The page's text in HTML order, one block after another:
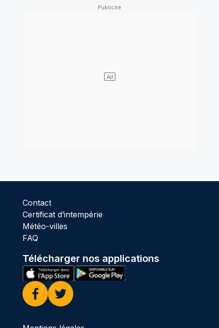
Contact
Certificat d’intempérie
Météo-villes
FAQ
Télécharger nos applications
Facebook
Twitter